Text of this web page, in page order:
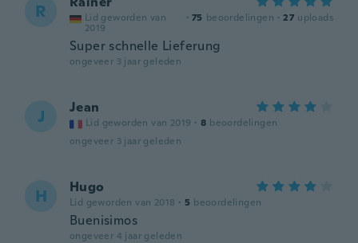
R
Lid geworden van
2019
· 75 beoordelingen · 27 uploads
Super schnelle Lieferung
ongeveer 3 jaar geleden
J Jean
Lid geworden van 2019 · 8 beoordelingen
ongeveer 3 jaar geleden
H Hugo
Lid geworden van 2018 · 5 beoordelingen
Buenisimos
ongeveer 4 jaar geleden